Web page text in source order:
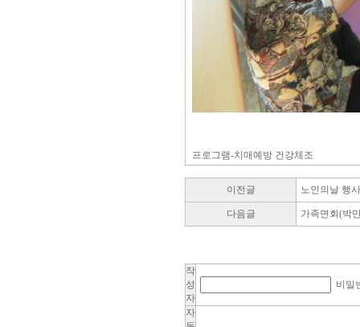
프로그램-치매예방 건강체조
이전글 노인의날 행사
다음글 가족면회(박
작
성
자
비밀
자